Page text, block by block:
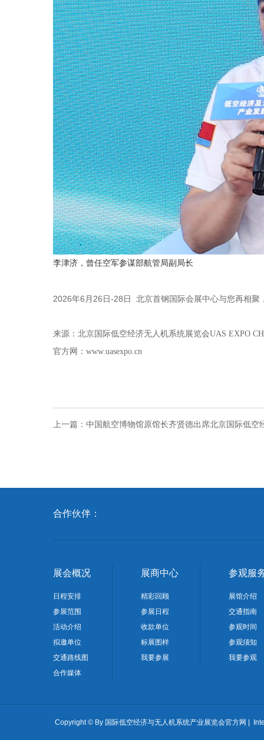
李津济，曾任空军参谋部航管局副局长
2026年6月26日-28日 北京首钢国际会展中心与您再相聚
来源：北京国际低空经济无人机系统展览会UAS EXPO
官方网：www.uasexpo.cn
上一篇： 中国航空博物馆原馆长齐贤德出席北京国际低空
合作伙伴：
展会概况
日程安排
参展范围
活动介绍
拟邀单位
交通路线图
合作媒体
展商中心
精彩回顾
参展日程
收款单位
标展图样
我要参展
参观服
展馆介绍
交通指南
参观时间
参观须知
我要参观
Copyright © By 国际低空经济与无人机系统产业展览会官方网 |